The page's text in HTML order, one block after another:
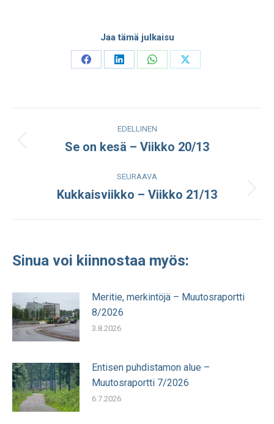
Jaa tämä julkaisu
Share
Share
Share
Share
navigation
EDELLINEN
Edellinen
Se on kesä – Viikko 20/13
SEURAAVA
Seuraava
Kukkaisviikko – Viikko 21/13
Sinua voi kiinnostaa myös:
Meritie, merkintöjä – Muutosraportti
8/2026
3.8.2026
Entisen puhdistamon alue –
Muutosraportti 7/2026
6.7.2026